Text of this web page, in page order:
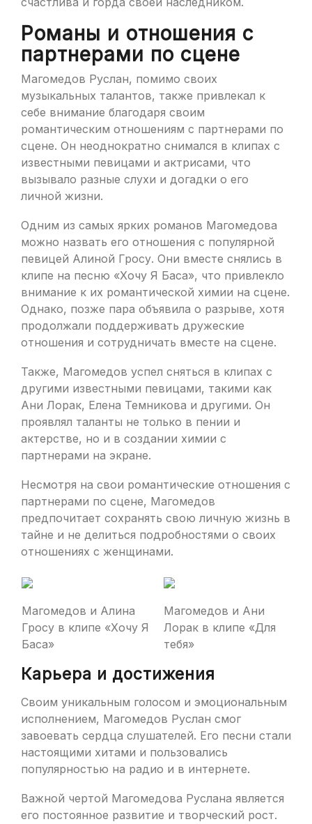
Романы и отношения с
партнерами по сцене
Магомедов Руслан, помимо своих
музыкальных талантов, также привлекал к
себе внимание благодаря своим
романтическим отношениям с партнерами по
сцене. Он неоднократно снимался в клипах с
известными певицами и актрисами, что
вызывало разные слухи и догадки о его
личной жизни.
Одним из самых ярких романов Магомедова
можно назвать его отношения с популярной
певицей Алиной Гросу. Они вместе снялись в
клипе на песню «Хочу Я Баса», что привлекло
внимание к их романтической химии на сцене.
Однако, позже пара объявила о разрыве, хотя
продолжали поддерживать дружеские
отношения и сотрудничать вместе на сцене.
Также, Магомедов успел сняться в клипах с
другими известными певицами, такими как
Ани Лорак, Елена Темникова и другими. Он
проявлял таланты не только в пении и
актерстве, но и в создании химии с
партнерами на экране.
Несмотря на свои романтические отношения с
партнерами по сцене, Магомедов
предпочитает сохранять свою личную жизнь в
тайне и не делиться подробностями о своих
отношениях с женщинами.
Магомедов и Алина
Гросу в клипе «Хочу Я
Баса»
Магомедов и Ани
Лорак в клипе «Для
тебя»
Карьера и достижения
Своим уникальным голосом и эмоциональным
исполнением, Магомедов Руслан смог
завоевать сердца слушателей. Его песни стали
настоящими хитами и пользовались
популярностью на радио и в интернете.
Важной чертой Магомедова Руслана является
его постоянное развитие и творческий рост.